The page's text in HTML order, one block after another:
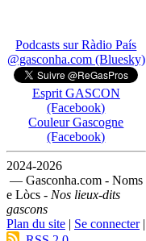
Podcasts sur Ràdio País
@gasconha.com (Bluesky)
Esprit GASCON
(Facebook)
Couleur Gascogne
(Facebook)
2024-2026
— Gasconha.com - Noms
e Lòcs - Nos lieux-dits
gascons
Plan du site | Se connecter|